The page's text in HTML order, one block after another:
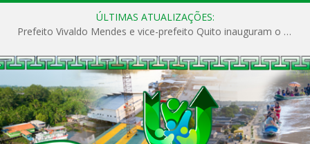
ÚLTIMAS ATUALIZAÇÕES:
Prefeito Vivaldo Mendes e vice-prefeito Quito inauguram o CAPS e fortalecem a saúde pública em Anajás.